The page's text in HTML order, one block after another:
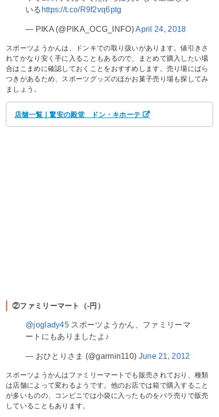
いる https://t.co/R9f2vq6ptg
— PIKA (@PIKA_OCG_INFO)April 24, 2018
スポーツようかんは、ドンキでの取り扱いがあります。値引きさ
れてかなり安く手に入ることもあるので、まとめて購入したい場
合はこまめに確認しておくことをおすすめします。売り場にばら
つきがあるため、スポーツグッズのほかお菓子売り場も探してみ
ましょう。
店舗一覧｜驚安の殿堂 ドン・キホーテ
②ファミリーマート（‐円）
@joglady45 スポーツようかん、ファミリーマ
ートにもありましたよ♪
— おひとりさま (@garmin110) June 21, 2012
スポーツようかんはファミリーマートでも販売されており、種類
は店舗によって変わるようです。他のお店では箱で購入すること
が多いものの、コンビニでは小袋に入ったものをバラ売りで販売
していることもあります。